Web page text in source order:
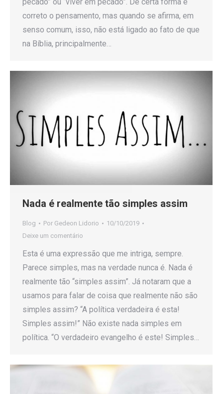
correto o pensamento, mas quando se afirma, em
senso comum, isso, não está ligado ao fato de que
na Bíblia, principalmente…
Nada é realmente tão simples assim
Blog Por Gedeon Lidorio
10/10/2019
Deixe um comentário
Esta é uma expressão que me intriga, sempre.
Parece simples, mas na verdade nunca é. Nada é
realmente tão “simples assim”. Já notaram que a
usamos para falar de coisa que realmente não são
simples assim? “A política verdadeira é esta!
Simples assim!” Não existe nada simples em
política. “O verdadeiro evangelho é este! Simples…